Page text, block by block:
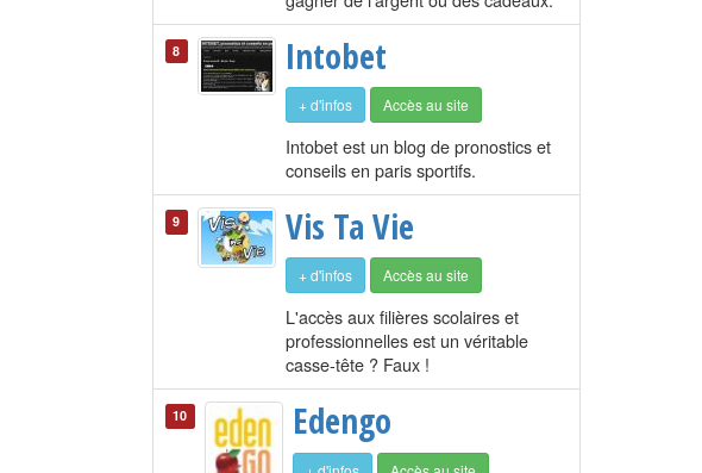
8 Intobet
+ d'infos Accès au site
Intobet est un blog de pronostics et
conseils en paris sportifs.
9 Vis Ta Vie
+ d'infos Accès au site
L'accès aux filières scolaires et
professionnelles est un véritable
casse-tête ? Faux !
10 Edengo